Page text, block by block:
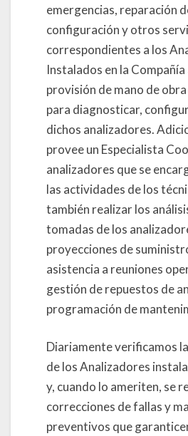
emergencias, reparación
configuración y otros
correspondientes a los
Instalados en la
provisión de mano de
para diagnosticar,
dichos analizadores.
provee un Especialista
analizadores que se
las actividades de los
también realizar los
tomadas de los
proyecciones de
asistencia a reuniones
gestión de repuestos de
programación de
Diariamente verificamos
de los Analizadores
y, cuando lo ameriten, se
correcciones de fallas y
preventivos que